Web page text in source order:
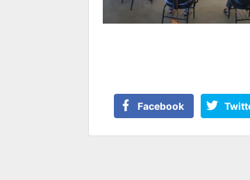
Facebook